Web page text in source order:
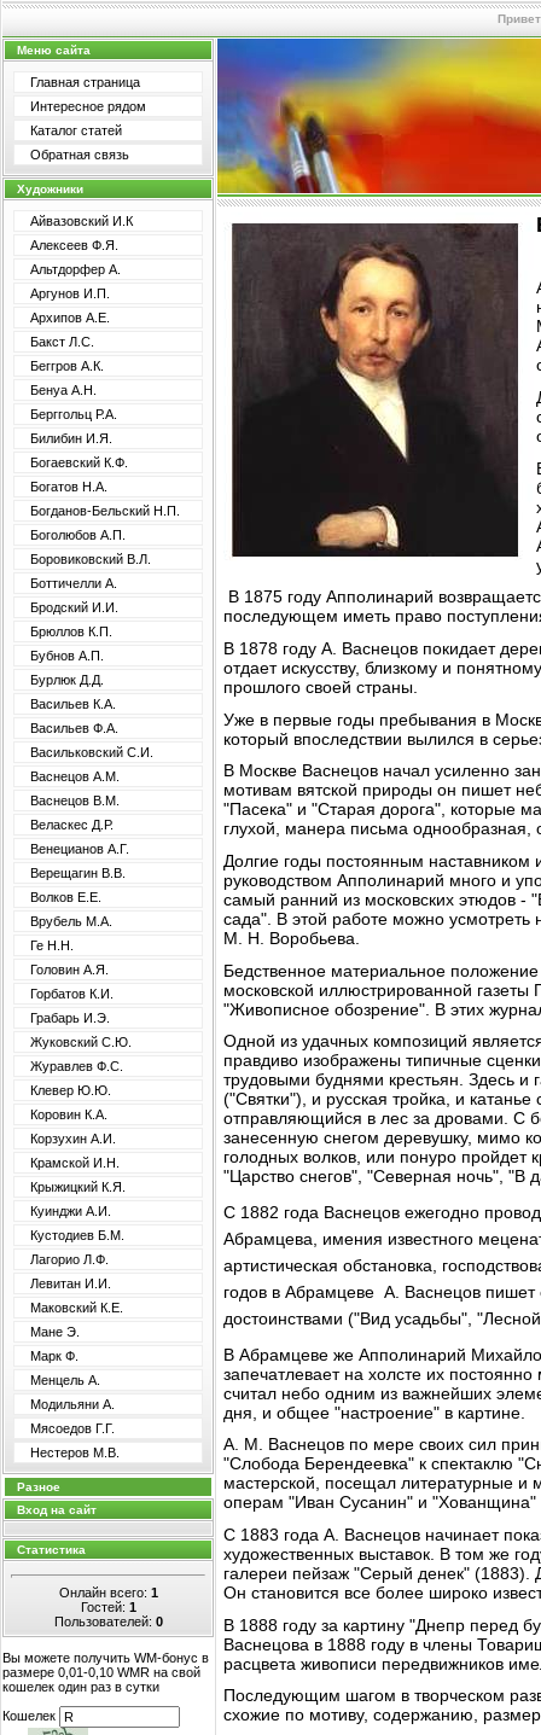
Меню сайта
Главная страница
Интересное рядом
Каталог статей
Обратная связь
Художники
Айвазовский И.К
Алексеев Ф.Я.
Альтдорфер А.
Аргунов И.П.
Архипов А.Е.
Бакст Л.С.
Беггров А.К.
Бенуа А.Н.
Берггольц Р.А.
Билибин И.Я.
Богаевский К.Ф.
Богатов Н.А.
Богданов-Бельский Н.П.
Боголюбов А.П.
Боровиковский В.Л.
Боттичелли А.
Бродский И.И.
Брюллов К.П.
Бубнов А.П.
Бурлюк Д.Д.
Васильев К.А.
Васильев Ф.А.
Васильковский С.И.
Васнецов А.М.
Васнецов В.М.
Веласкес Д.Р.
Венецианов А.Г.
Верещагин В.В.
Волков Е.Е.
Врубель М.А.
Ге Н.Н.
Головин А.Я.
Горбатов К.И.
Грабарь И.Э.
Жуковский С.Ю.
Журавлев Ф.С.
Клевер Ю.Ю.
Коровин К.А.
Корзухин А.И.
Крамской И.Н.
Крыжицкий К.Я.
Куинджи А.И.
Кустодиев Б.М.
Лагорио Л.Ф.
Левитан И.И.
Маковский К.Е.
Мане Э.
Марк Ф.
Менцель А.
Модильяни А.
Мясоедов Г.Г.
Нестеров М.В.
Разное
Вход на сайт
Статистика
Онлайн всего: 1
Гостей: 1
Пользователей: 0
Вы можете получить WM-бонус в
размере 0,01-0,10 WMR на свой
кошелек один раз в сутки
Кошелек
В 1875 году Апполинарий
последующем иметь право
В 1878 году А. Васнецов покидает
отдает искусству, близкому и
прошлого своей страны.
Уже в первые годы пребывания в
который впоследствии вылился в
В Москве Васнецов начал усиленно
мотивам вятской природы он пишет
"Пасека" и "Старая дорога", которые
глухой, манера письма однообразная,
Долгие годы постоянным
руководством Апполинарий много и
самый ранний из московских этюдов -
сада". В этой работе можно
М. Н. Воробьева.
Бедственное материальное
московской иллюстрированной
"Живописное обозрение". В этих
Одной из удачных композиций
правдиво изображены типичные
трудовыми буднями крестьян. Здесь
("Святки"), и русская тройка, и
отправляющийся в лес за дровами. С
занесенную снегом деревушку, мимо
голодных волков, или понуро
"Царство снегов", "Северная ночь", "В
С 1882 года Васнецов ежегодно
Абрамцева, имения известного
артистическая обстановка,
годов в Абрамцеве А. Васнецов
достоинствами ("Вид усадьбы",
В Абрамцеве же Апполинарий
запечатлевает на холсте их
считал небо одним из важнейших
дня, и общее "настроение" в
А. М. Васнецов по мере своих сил
"Слобода Берендеевка" к спектаклю
мастерской, посещал литературные и
операм "Иван Сусанин" и "Хованщина"
С 1883 года А. Васнецов начинает
художественных выставок. В том же
галереи пейзаж "Серый денек" (1883).
Он становится все более широко
В 1888 году за картину "Днепр перед
Васнецова в 1888 году в члены
расцвета живописи передвижников
Последующим шагом в творческом
схожие по мотиву, содержанию,